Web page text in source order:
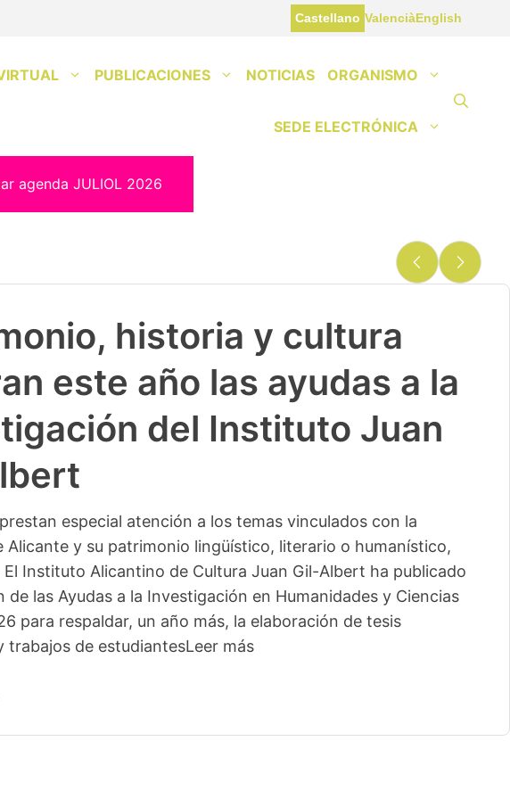
Castellano ValenciàEnglish
PUBLICACIONES NOTICIAS ORGANISMO
SEDE ELECTRÓNICA
agenda JULIOL 2026
historia y cultura
este año las ayudas a la
del Instituto Juan
especial atención a los temas vinculados con la
Alicante y su patrimonio lingüístico, literario o humanístico,
Instituto Alicantino de Cultura Juan Gil-Albert ha publicado
de las Ayudas a la Investigación en Humanidades y Ciencias
para respaldar, un año más, la elaboración de tesis
trabajos de estudiantesLeer más